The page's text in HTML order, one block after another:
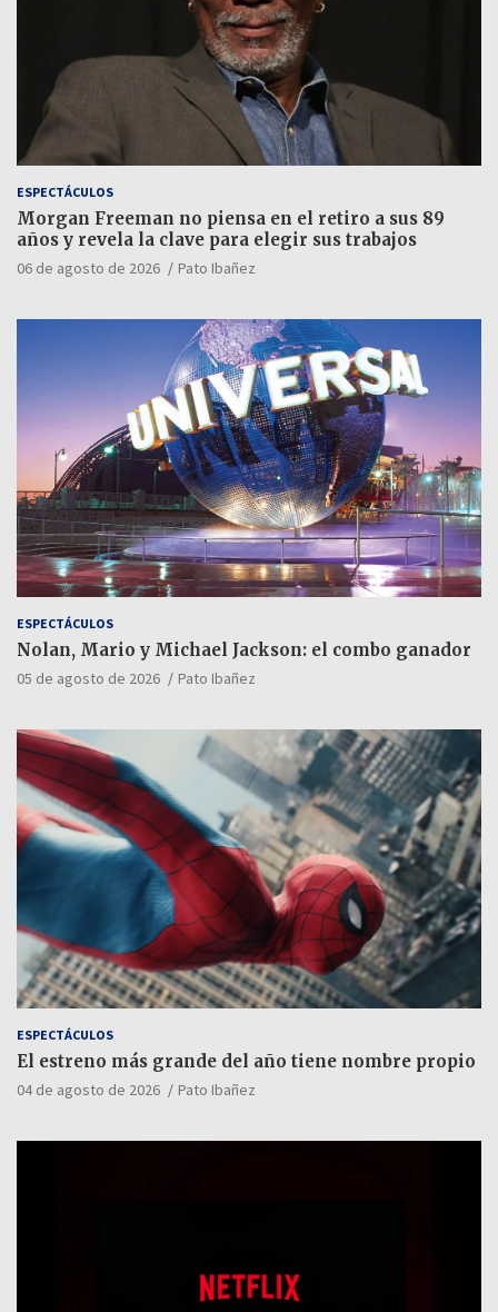
ESPECTÁCULOS
Morgan Freeman no piensa en el retiro a sus 89
años y revela la clave para elegir sus trabajos
06 de agosto de 2026 Pato Ibañez
ESPECTÁCULOS
Nolan, Mario y Michael Jackson: el combo ganador
05 de agosto de 2026 Pato Ibañez
ESPECTÁCULOS
El estreno más grande del año tiene nombre propio
04 de agosto de 2026 Pato Ibañez